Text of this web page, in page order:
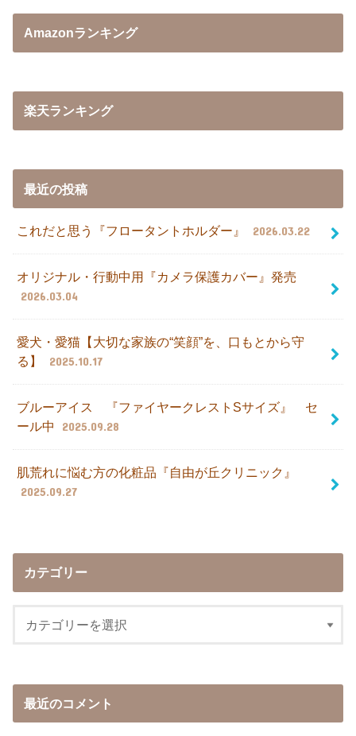
Amazonランキング
楽天ランキング
最近の投稿
これだと思う『フロータントホルダー』 2026.03.22
オリジナル・行動中用『カメラ保護カバー』発売
2026.03.04
愛犬・愛猫【大切な家族の“笑顔”を、口もとから守
る】
2025.10.17
ブルーアイス 『ファイヤークレストSサイズ』 セ
ール中
2025.09.28
肌荒れに悩む方の化粧品『自由が丘クリニック』
2025.09.27
カテゴリー
最近のコメント